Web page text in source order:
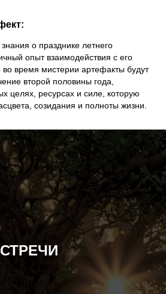
о празднике летнего
опыт взаимодействия с его
время мистерии артефакты будут
второй половины года,
целях, ресурсах и силе, которую
созидания и полноты жизни.